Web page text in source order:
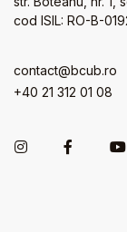
cod ISIL: RO-B-
contact@bcub.ro
+40 21 312 01 08